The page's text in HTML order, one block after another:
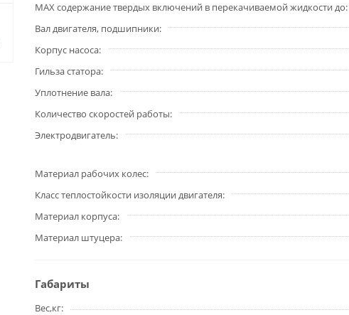
MAX содержание твердых включений в перекачиваемой жидкости до
Вал двигателя, подшипники
Корпус насоса
Гильза статора
Уплотнение вала
Количество скоростей работы
Электродвигатель
Материал рабочих колес
Класс теплостойкости изоляции двигателя
Материал корпуса
Материал штуцера
Габариты
Вес,кг